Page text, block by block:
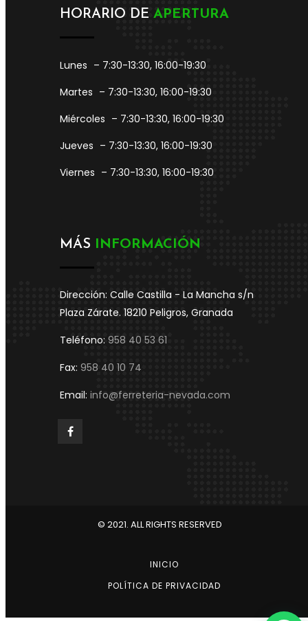
HORARIO DE APERTURA
Lunes – 7:30-13:30, 16:00-19:30
Martes – 7:30-13:30, 16:00-19:30
Miércoles – 7:30-13:30, 16:00-19:30
Jueves – 7:30-13:30, 16:00-19:30
Viernes – 7:30-13:30, 16:00-19:30
MÁS INFORMACIÓN
Dirección: Calle Castilla - La Mancha s/n
Plaza Zárate. 18210 Peligros, Granada
Teléfono: 958 40 53 61
Fax: 958 40 10 74
Email: info@ferreteria-nevada.com
© 2021. ALL RIGHTS RESERVED
INICIO
POLÍTICA DE PRIVACIDAD